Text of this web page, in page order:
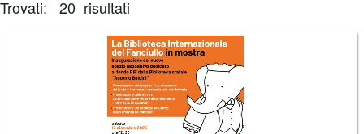
È
Trovati: 20 risultati